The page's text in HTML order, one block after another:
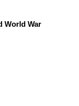
World War